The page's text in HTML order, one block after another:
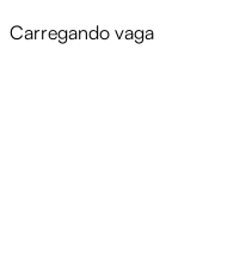
Carregando vaga